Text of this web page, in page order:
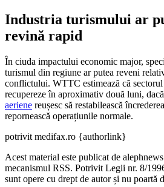
Industria turismului ar
revină rapid
În ciuda impactului economic major,
turismul din regiune ar putea reveni
conflictului. WTTC estimează că sectorul
recupereze în aproximativ două luni,
aeriene reușesc să restabilească
repornească operațiunile normale.
potrivit medifax.ro {authorlink}
Acest material este publicat de
mecanismul RSS. Potrivit Legii nr. 8/
sunt opere cu drept de autor și nu poartă